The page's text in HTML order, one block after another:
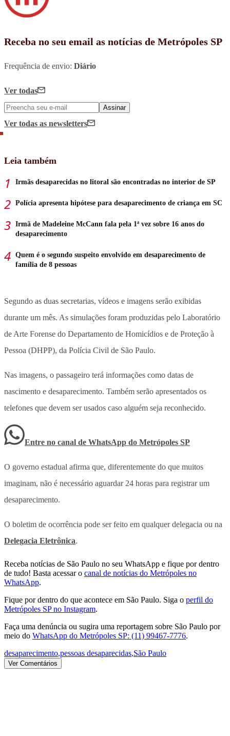
Receba no seu email as notícias de Metrópoles SP
Frequência de envio: Diário
Ver todas
Assinar
Ver todas as newsletters
Leia também
Irmãs desaparecidas no litoral são encontradas no interior de SP
Polícia apresenta hipótese para desaparecimento de criança em SC
Irmã de Madeleine McCann fala pela 1ª vez sobre 16 anos do
desaparecimento
Quem é o segundo suspeito envolvido em desaparecimento de
família de 8 pessoas
Segundo as duas secretarias, vídeos e imagens serão exibidas
durante um mês. As simulações foram produzidas pelo Laboratório
de Arte Forense do Departamento de Homicídios e de Proteção à
Pessoa (DHPP), da Polícia Civil de São Paulo.
Nas imagens, o passageiro terá informações como datas de
nascimento e desaparecimento. Também serão apresentados os
telefones que devem ser usados caso alguém seja reconhecido.
Entre no canal de WhatsApp do Metrópoles SP
O governo estadual afirma que, diferentemente do que muitos
imaginam, não é necessário aguardar 24 horas para registrar um
desaparecimento.
O boletim de ocorrência pode ser feito em qualquer delegacia ou na
Delegacia Eletrônica.
Receba notícias de São Paulo no seu WhatsApp e fique por dentro
de tudo! Basta acessar o canal de notícias do Metrópoles no
WhatsApp.
Fique por dentro do que acontece em São Paulo. Siga o perfil do
Metrópoles SP no Instagram.
Faça uma denúncia ou sugira uma reportagem sobre São Paulo por
meio do WhatsApp do Metrópoles SP: (11) 99467-7776.
desaparecimento,pessoas desaparecidas,São Paulo
Ver Comentários